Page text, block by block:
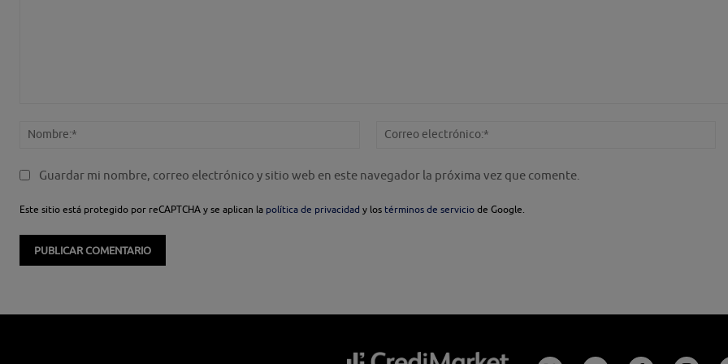
Nombre:*
Guardar mi nombre, correo electrónico y sitio web en este navegador la próxima vez que comente.
Este sitio está protegido por reCAPTCHA y se aplican la política de privacidad y los términos de servicio de Google.